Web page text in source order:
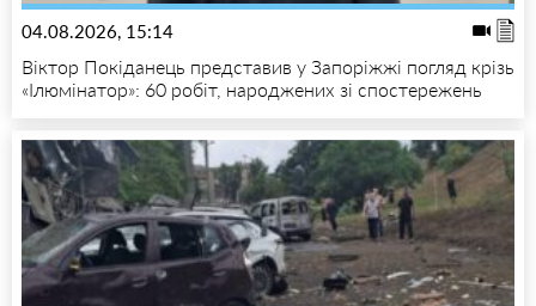
04.08.2026, 15:14
Віктор Покіданець представив у Запоріжжі погляд крізь
«Ілюмінатор»: 60 робіт, народжених зі спостережень